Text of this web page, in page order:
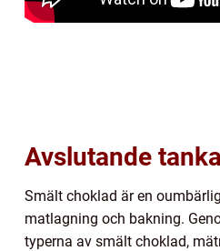
Avslutande
Smält choklad är en
matlagning och bakning.
typerna av smält choklad,